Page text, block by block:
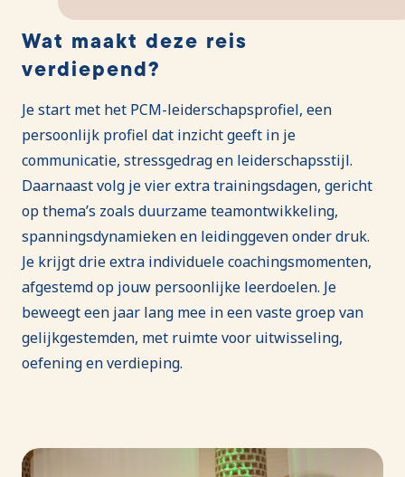
Wat maakt deze reis
verdiepend?
Je start met het PCM-leiderschapsprofiel, een
persoonlijk profiel dat inzicht geeft in je
communicatie, stressgedrag en leiderschapsstijl.
Daarnaast volg je vier extra trainingsdagen, gericht
op thema’s zoals duurzame teamontwikkeling,
spanningsdynamieken en leidinggeven onder druk.
Je krijgt drie extra individuele coachingsmomenten,
afgestemd op jouw persoonlijke leerdoelen. Je
beweegt een jaar lang mee in een vaste groep van
gelijkgestemden, met ruimte voor uitwisseling,
oefening en verdieping.